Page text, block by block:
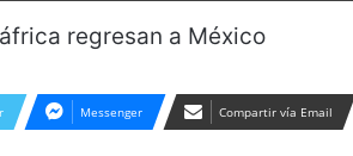
Messenger Compartir vía Email